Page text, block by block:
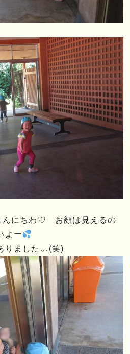
んにちわ♡ お顔は見えるの
よー
りました…(笑)